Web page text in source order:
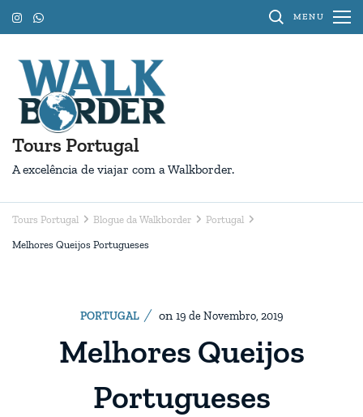
Pular
para
conteúdo
(Pressione
MENU
Tours Portugal
A excelência de viajar com a Walkborder.
Tours Portugal Blogue da Walkborder Portugal
Melhores Queijos Portugueses
PORTUGAL on 19 de Novembro, 2019
Melhores Queijos
Portugueses